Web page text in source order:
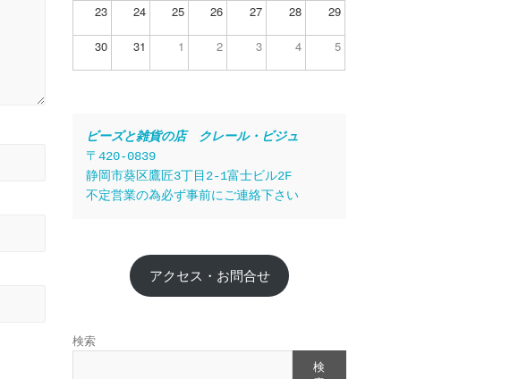
23 24 25 26 27 28 29
30 31 1 2 3 4 5
ビーズと雑貨の店　クレール・ビジュ
〒420-0839
静岡市葵区鷹匠3丁目2-1富士ビル2F
不定営業の為必ず事前にご連絡下さい
アクセス・お問合せ
検索
検